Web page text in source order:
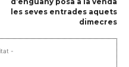
les seves entrades aquets
dimecres
-